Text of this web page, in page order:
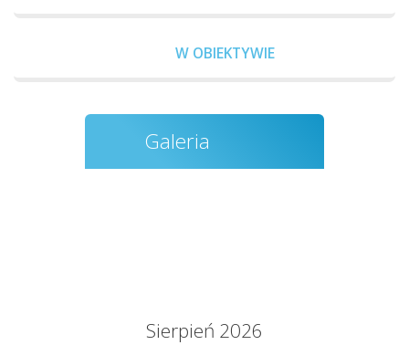
W OBIEKTYWIE
Galeria
Sierpień 2026